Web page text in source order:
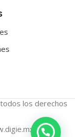
todos los derechos